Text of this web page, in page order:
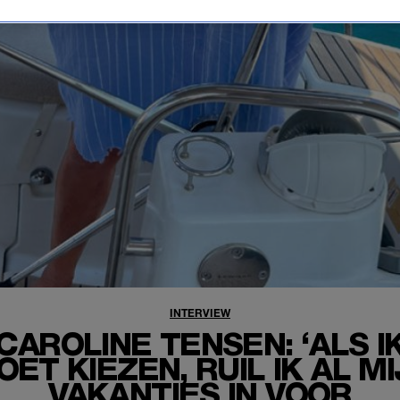
INTERVIEW
TENSEN: ‘ALS
KIEZEN, RUIL IK AL